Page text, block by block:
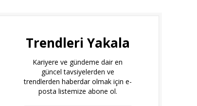
Trendleri Yakala
Kariyere ve gündeme dair en
güncel tavsiyelerden ve
trendlerden haberdar olmak için e-
posta listemize abone ol.